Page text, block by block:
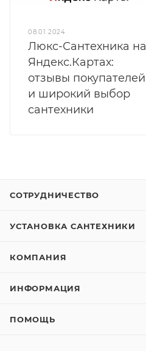
08.01.2024
Люкс-Сантехника на
Яндекс.Картах:
отзывы покупателей
и широкий выбор
сантехники
СОТРУДНИЧЕСТВО
УСТАНОВКА САНТЕХНИКИ
КОМПАНИЯ
ИНФОРМАЦИЯ
ПОМОЩЬ